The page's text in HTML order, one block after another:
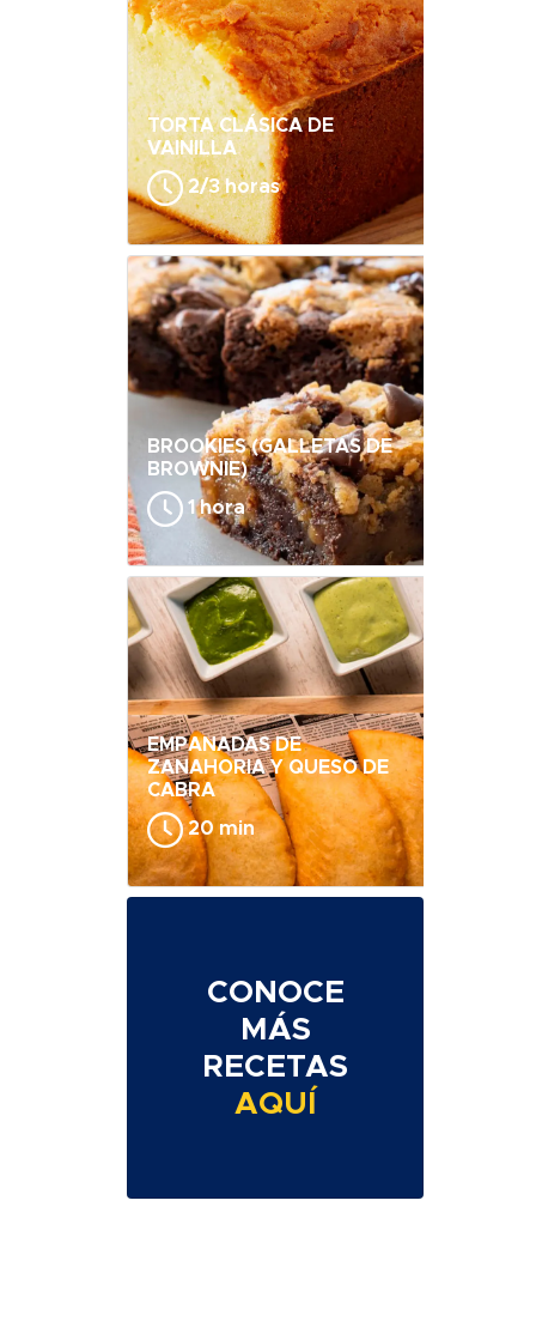
TORTA CLÁSICA DE
VAINILLA
2/3 horas
BROOKIES (GALLETAS DE
BROWNIE)
1 hora
EMPANADAS DE
ZANAHORIA Y QUESO DE
CABRA
20 min
CONOCE
MÁS
RECETAS
AQUÍ